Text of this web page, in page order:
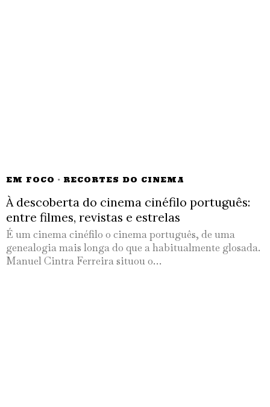
EM FOCO · RECORTES DO CINEMA
À descoberta do cinema cinéfilo português:
entre filmes, revistas e estrelas
É um cinema cinéfilo o cinema português, de uma
genealogia mais longa do que a habitualmente glosada.
Manuel Cintra Ferreira situou o…